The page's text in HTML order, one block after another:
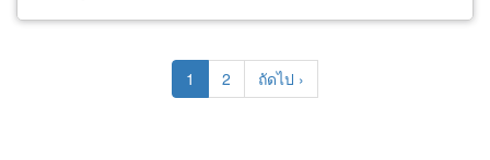
Current
page
1 Page
2
Next
page
ถัดไป ›